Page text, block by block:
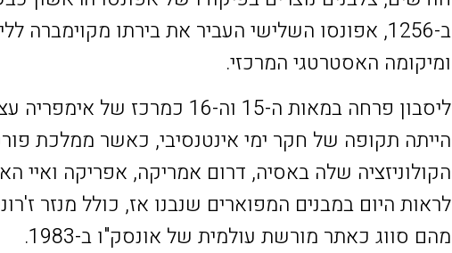
ב-1256, אפונסו השלישי העביר את בירתו מקוימברה
ומיקומה האסטרטגי המרכזי.
ליסבון פרחה במאות ה-15 וה-16
הייתה תקופה של חקר ימי אינטנסיבי, כאשר ממלכת
הקולוניזציה שלה באסיה, דרום אמריקה, אפריקה ואיי
לראות היום במבנים המפוארים שנבנו אז, כולל מנזר
מהם סווג כאתר מורשת עולמית של אונסק"ו ב-1983.